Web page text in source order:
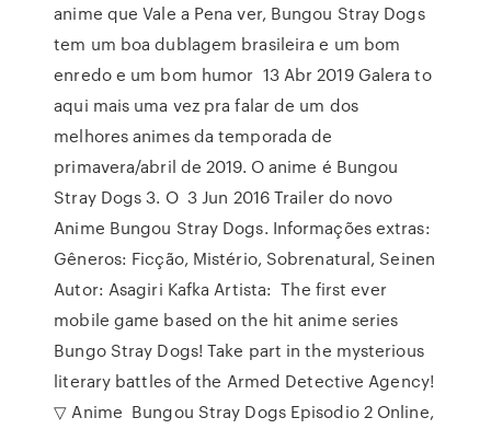
anime que Vale a Pena ver, Bungou Stray Dogs
tem um boa dublagem brasileira e um bom
enredo e um bom humor 13 Abr 2019 Galera to
aqui mais uma vez pra falar de um dos
melhores animes da temporada de
primavera/abril de 2019. O anime é Bungou
Stray Dogs 3. O 3 Jun 2016 Trailer do novo
Anime Bungou Stray Dogs. Informações extras:
Gêneros: Ficção, Mistério, Sobrenatural, Seinen
Autor: Asagiri Kafka Artista: The first ever
mobile game based on the hit anime series
Bungo Stray Dogs! Take part in the mysterious
literary battles of the Armed Detective Agency!
▽ Anime Bungou Stray Dogs Episodio 2 Online,